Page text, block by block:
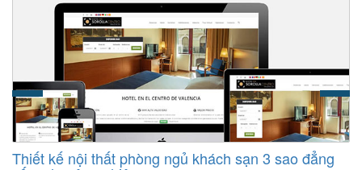
Thiết kế nội thất phòng ngủ khách sạn 3 sao đẳng